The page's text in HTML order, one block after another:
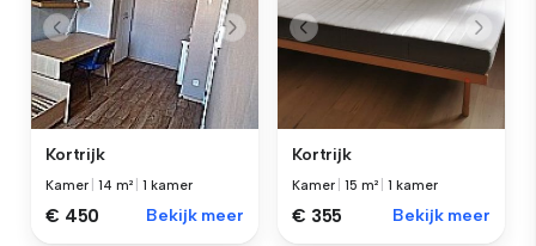
Kortrijk
Kamer |14 m² |1 kamer
€ 450 Bekijk meer
Kortrijk
Kamer |15 m² |1 kamer
€ 355 Bekijk meer